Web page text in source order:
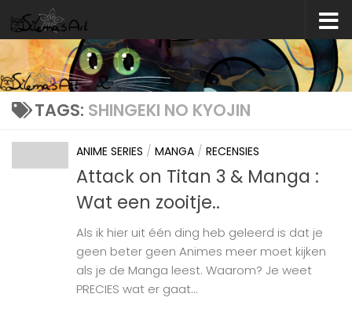
Skip to content
TAGS: SHINGEKI NO KYOJIN
ANIME SERIES / MANGA / RECENSIES
Attack on Titan 3 & Manga :
Wat een zooitje..
Als ik hier uit één ding heb geleerd is dat je
geen beter geen Animes meer moet kijken
als je de Manga leest. Waarom? Je weet
PRECIES wat er gaat...